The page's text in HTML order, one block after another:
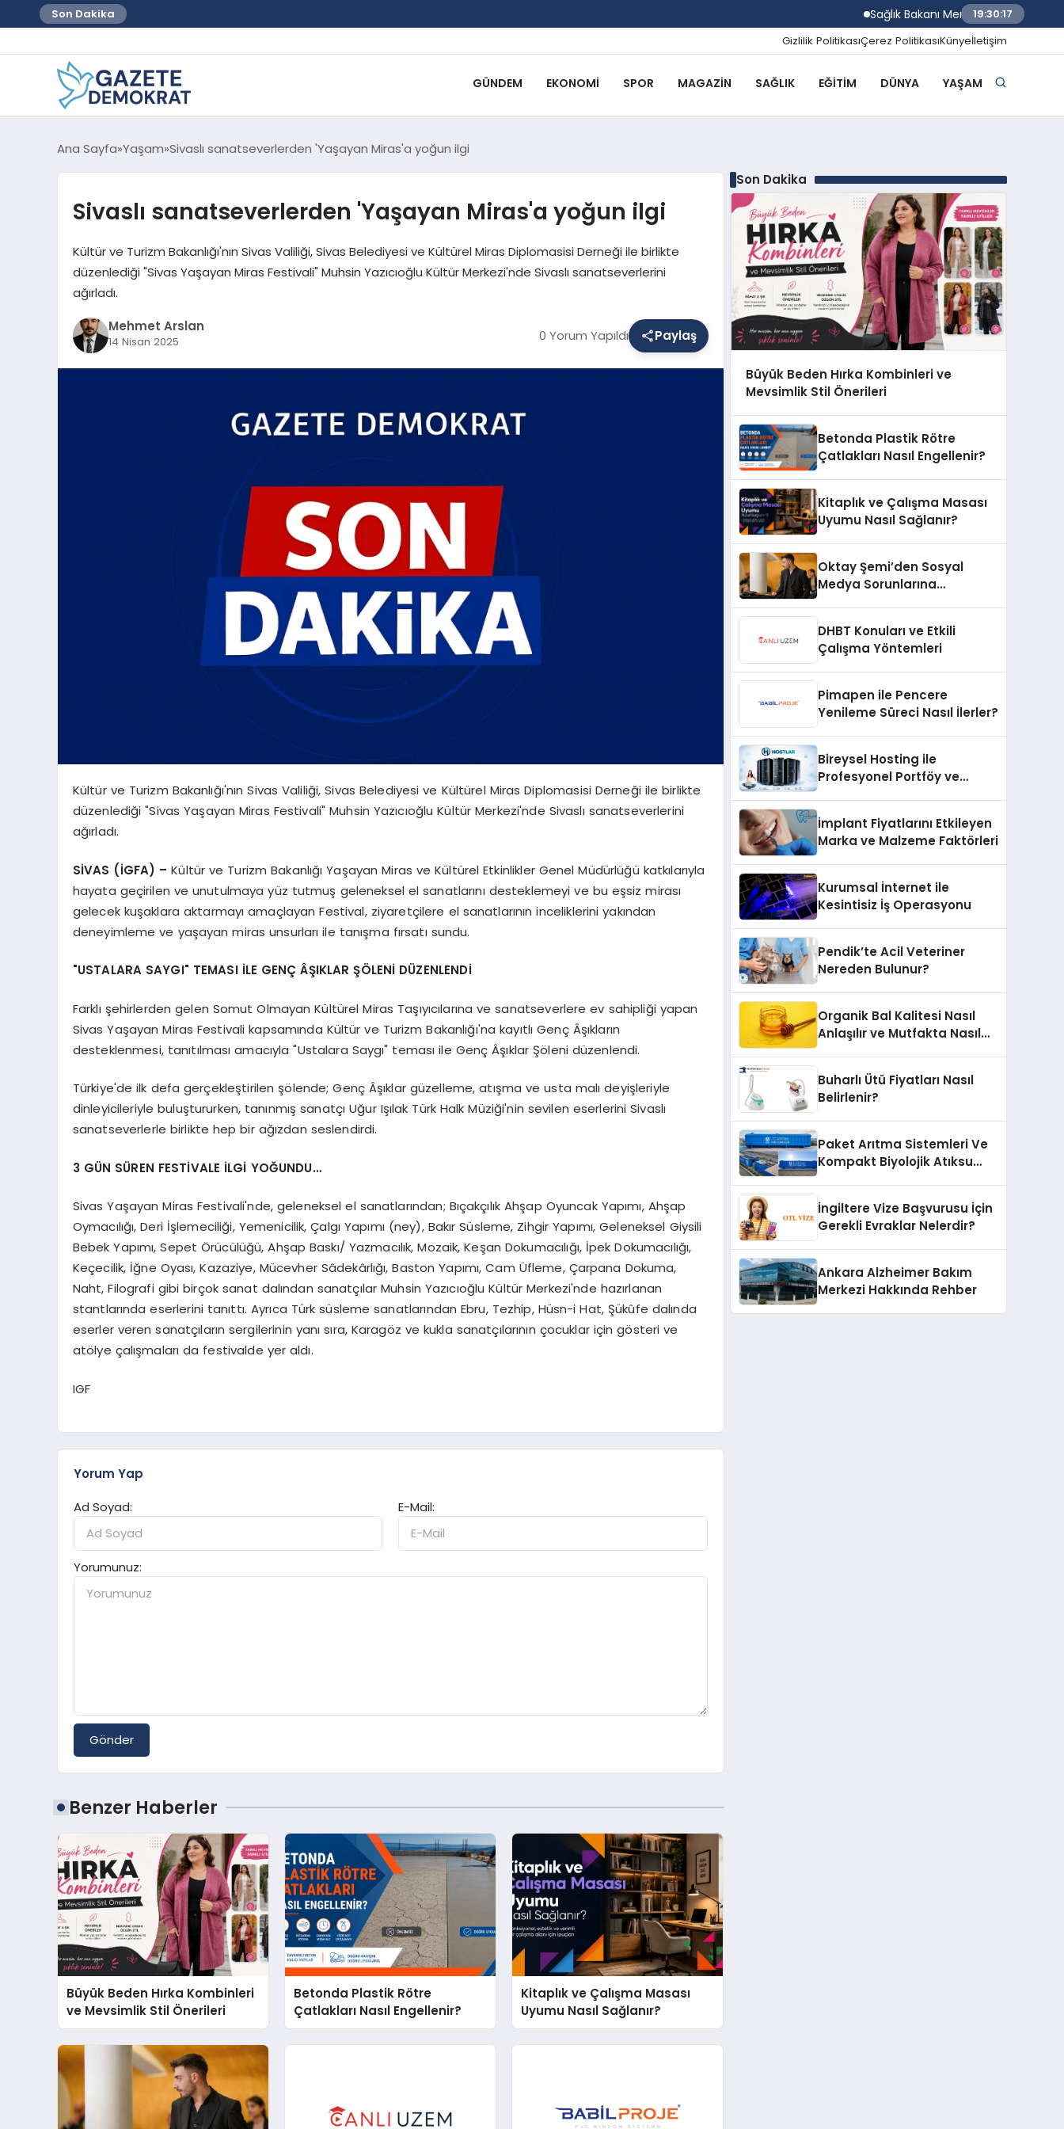
Son Dakika Sağlık Bakanı Memişoğlu Trabzon
19:30:18
Gizlilik PolitikasıÇerez PolitikasıKünyeİletişim
GÜNDEM EKONOMI SPOR MAGAZIN SAĞLIK EĞITIM DÜNYA YAŞAM
Ana Sayfa Yaşam Sivaslı sanatseverlerden 'Yaşayan Miras'a yoğun ilgi
Sivaslı sanatseverlerden 'Yaşayan Miras'a yoğun ilgi
Kültür ve Turizm Bakanlığı'nın Sivas Valiliği, Sivas Belediyesi ve Kültürel Miras Diplomasisi Derneği ile birlikte
düzenlediği "Sivas Yaşayan Miras Festivali" Muhsin Yazıcıoğlu Kültür Merkezi'nde Sivaslı sanatseverlerini
ağırladı.
Mehmet Arslan
14 Nisan 2025 0 Yorum Yapıldı Paylaş
Kültür ve Turizm Bakanlığı'nın Sivas Valiliği, Sivas Belediyesi ve Kültürel Miras Diplomasisi Derneği ile birlikte
düzenlediği "Sivas Yaşayan Miras Festivali" Muhsin Yazıcıoğlu Kültür Merkezi'nde Sivaslı sanatseverlerini
ağırladı.
SİVAS (İGFA) –Kültür ve Turizm Bakanlığı Yaşayan Miras ve Kültürel Etkinlikler Genel Müdürlüğü katkılarıyla
hayata geçirilen ve unutulmaya yüz tutmuş geleneksel el sanatlarını desteklemeyi ve bu eşsiz mirası
gelecek kuşaklara aktarmayı amaçlayan Festival, ziyaretçilere el sanatlarının inceliklerini yakından
deneyimleme ve yaşayan miras unsurları ile tanışma fırsatı sundu.
"USTALARA SAYGI" TEMASI İLE GENÇ ÂŞIKLAR ŞÖLENİ DÜZENLENDİ
Farklı şehirlerden gelen Somut Olmayan Kültürel Miras Taşıyıcılarına ve sanatseverlere ev sahipliği yapan
Sivas Yaşayan Miras Festivali kapsamında Kültür ve Turizm Bakanlığı'na kayıtlı Genç Âşıkların
desteklenmesi, tanıtılması amacıyla "Ustalara Saygı" teması ile Genç Âşıklar Şöleni düzenlendi.
Türkiye'de ilk defa gerçekleştirilen şölende; Genç Âşıklar güzelleme, atışma ve usta malı deyişleriyle
dinleyicileriyle buluştururken, tanınmış sanatçı Uğur Işılak Türk Halk Müziği'nin sevilen eserlerini Sivaslı
sanatseverlerle birlikte hep bir ağızdan seslendirdi.
3 GÜN SÜREN FESTİVALE İLGİ YOĞUNDU…
Sivas Yaşayan Miras Festivali'nde, geleneksel el sanatlarından; Bıçakçılık Ahşap Oyuncak Yapımı, Ahşap
Oymacılığı, Deri İşlemeciliği, Yemenicilik, Çalgı Yapımı (ney), Bakır Süsleme, Zihgir Yapımı, Geleneksel Giysili
Bebek Yapımı, Sepet Örücülüğü, Ahşap Baskı/ Yazmacılık, Mozaik, Keşan Dokumacılığı, İpek Dokumacılığı,
Keçecilik, İğne Oyası, Kazaziye, Mücevher Sâdekârlığı, Baston Yapımı, Cam Üfleme, Çarpana Dokuma,
Naht, Filografi gibi birçok sanat dalından sanatçılar Muhsin Yazıcıoğlu Kültür Merkezi'nde hazırlanan
stantlarında eserlerini tanıttı. Ayrıca Türk süsleme sanatlarından Ebru, Tezhip, Hüsn-i Hat, Şükûfe dalında
eserler veren sanatçıların sergilerinin yanı sıra, Karagöz ve kukla sanatçılarının çocuklar için gösteri ve
atölye çalışmaları da festivalde yer aldı.
IGF
Yorum Yap
Ad Soyad:
E-Mail:
Yorumunuz:
Gönder
Benzer Haberler
Büyük Beden Hırka Kombinleri
ve Mevsimlik Stil Önerileri
Betonda Plastik Rötre
Çatlakları Nasıl Engellenir?
Kitaplık ve Çalışma Masası
Uyumu Nasıl Sağlanır?
Son Dakika
Büyük Beden Hırka Kombinleri ve
Mevsimlik Stil Önerileri
Betonda Plastik Rötre
Çatlakları Nasıl Engellenir?
Kitaplık ve Çalışma Masası
Uyumu Nasıl Sağlanır?
Oktay Şemi’den Sosyal
Medya Sorunlarına
DHBT Konuları ve Etkili
Çalışma Yöntemleri
Pimapen ile Pencere
Yenileme Süreci Nasıl İlerler?
Bireysel Hosting ile
Profesyonel Portföy ve
İmplant Fiyatlarını Etkileyen
Marka ve Malzeme Faktörleri
Kurumsal İnternet ile
Kesintisiz İş Operasyonu
Pendik’te Acil Veteriner
Nereden Bulunur?
Organik Bal Kalitesi Nasıl
Anlaşılır ve Mutfakta Nasıl
Buharlı Ütü Fiyatları Nasıl
Belirlenir?
Paket Arıtma Sistemleri Ve
Kompakt Biyolojik Atıksu
İngiltere Vize Başvurusu İçin
Gerekli Evraklar Nelerdir?
Ankara Alzheimer Bakım
Merkezi Hakkında Rehber